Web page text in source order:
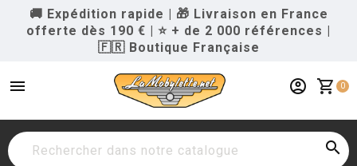
🚚 Expédition rapide | 🎁 Livraison en France
offerte dès 190 € | ⭐ + de 2 000 références |
🇫🇷 Boutique Française
menu shopping_cart 0
account_circle
